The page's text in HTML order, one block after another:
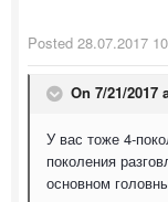
Posted 28.07.2017
On 7/21/2017
У вас тоже 4-
поколения
основном